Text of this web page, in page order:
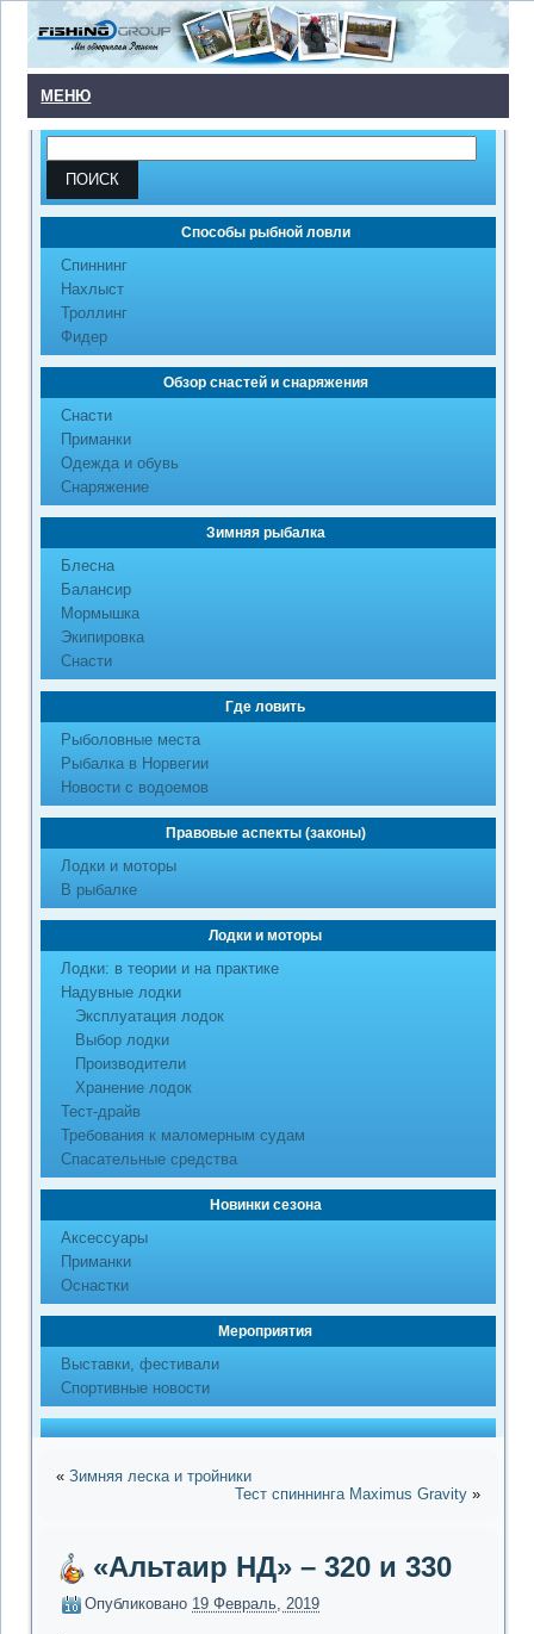
МЕНЮ
Способы рыбной ловли
Cпиннинг
Нахлыст
Троллинг
Фидер
Обзор снастей и снаряжения
Снасти
Приманки
Одежда и обувь
Снаряжение
Зимняя рыбалка
Блесна
Балансир
Мормышка
Экипировка
Снасти
Где ловить
Рыболовные места
Рыбалка в Норвегии
Новости с водоемов
Правовые аспекты (законы)
Лодки и моторы
В рыбалке
Лодки и моторы
Лодки: в теории и на практике
Надувные лодки
Эксплуатация лодок
Выбор лодки
Производители
Хранение лодок
Тест-драйв
Требования к маломерным судам
Спасательные средства
Новинки сезона
Аксессуары
Приманки
Оснастки
Мероприятия
Выставки, фестивали
Спортивные новости
«Зимняя леска и тройники
Тест спиннинга Maximus Gravity»
«Альтаир НД» – 320 и 330
Опубликовано 19 Февраль, 2019